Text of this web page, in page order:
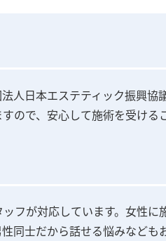
人日本エステティック振興協
ので、安心して施術を受ける
フが対応しています。女性に
同士だから話せる悩みなども